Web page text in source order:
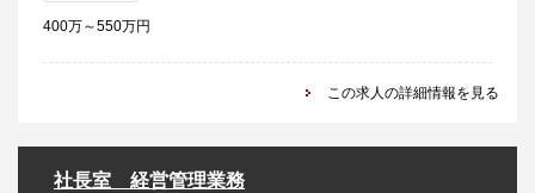
400万～550万円
この求人の詳細情報を見る
社長室 経営管理業務